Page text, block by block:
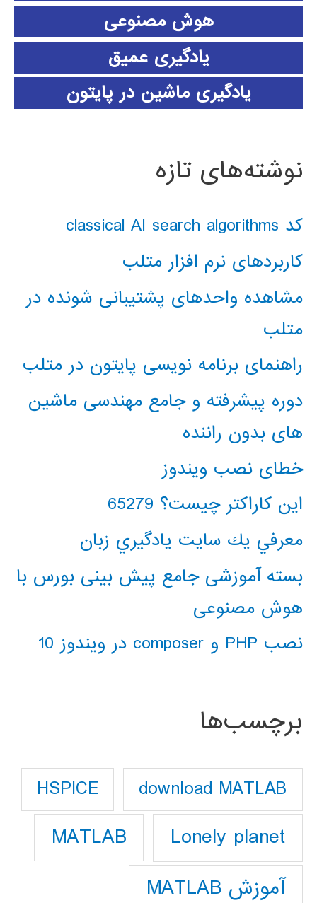
هوش مصنوعی
یادگیری عمیق
یادگیری ماشین در پایتون
نوشته‌های تازه
کد classical AI search algorithms
کاربردهای نرم افزار متلب
مشاهده واحدهای پشتیبانی شونده در
متلب
راهنمای برنامه نویسی پایتون در متلب
دوره پیشرفته و جامع مهندسی ماشین
های بدون راننده
خطای نصب ویندوز
این کاراکتر چیست؟ 65279
معرفي يك سايت يادگيري زبان
بسته آموزشی جامع پیش بینی بورس با
هوش مصنوعی
نصب PHP و composer در ویندوز 10
برچسب‌ها
download MATLAB
HSPICE
Lonely planet
MATLAB
آموزش MATLAB